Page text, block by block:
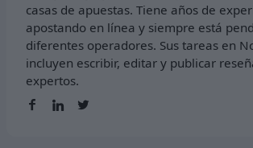
casas de apuestas. Tiene años de
apostando en línea y siempre está
diferentes operadores. Sus tareas en
incluyen escribir, editar y publicar
expertos.